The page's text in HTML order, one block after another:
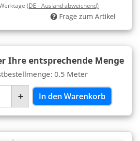
(DE - Ausland abweichend)
Frage zum Artikel
Ihre entsprechende Menge
0.5 Meter
+ In den Warenkorb